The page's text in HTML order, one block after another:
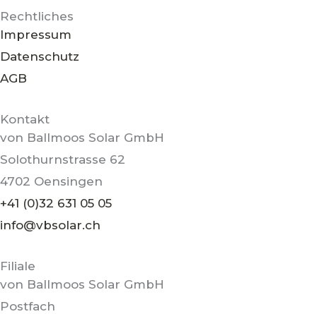
t
a
g
r
a
e
b
o
Rechtliches
Impressum
Datenschutz
AGB
Kontakt
von Ballmoos Solar GmbH
Solothurnstrasse 62
4702 Oensingen
+41 (0)32 631 05 05
info@vbsolar.ch
Filiale
von Ballmoos Solar GmbH
Postfach